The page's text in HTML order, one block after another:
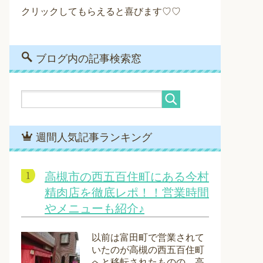
クリックしてもらえると喜びます♡♡
ブログ内の記事検索窓
週間人気記事ランキング
高槻市の西五百住町にある今村
精肉店を徹底レポ！！営業時間
やメニューも紹介♪
以前は富田町で営業されて
いたのが高槻の西五百住町